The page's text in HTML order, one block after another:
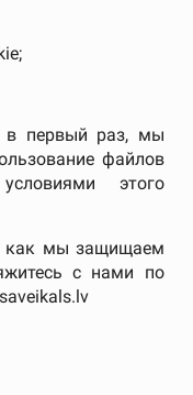
в первый раз, мы
файлов
этого
как мы защищаем
с нами по